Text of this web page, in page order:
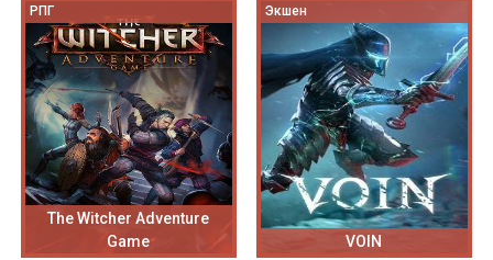
РПГ
The Witcher Adventure
Game
Экшен
VOIN